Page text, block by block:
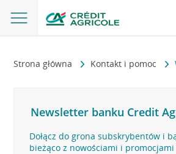
Strona główna Kontakt i pomoc
Newsletter banku Credit
Dołącz do grona subskrybentów i
bieżąco z nowościami i promocjami